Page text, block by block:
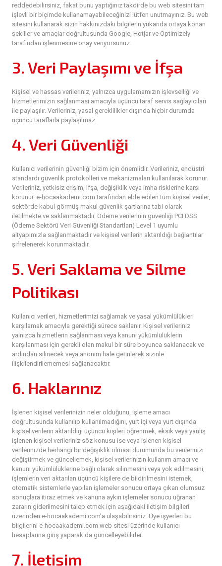
reddedebilirsiniz, fakat bunu yaptığınız takdirde bu web sitesini tam
işlevli bir biçimde kullanamayabileceğinizi lütfen unutmayınız. Bu web
sitesini kullanarak sizin hakkınızdaki bilgilerin yukarıda ortaya konan
şekiller ve amaçlar doğrultusunda Google, Hotjar ve Optimizely
tarafından işlenmesine onay veriyorsunuz.
3. Veri Paylaşımı ve İfşa
Kişisel ve hassas verileriniz, yalnızca uygulamamızın işlevselliği ve
hizmetlerimizin sağlanması amacıyla üçüncü taraf servis sağlayıcıları
ile paylaşılır. Verileriniz, yasal gereklilikler dışında hiçbir durumda
üçüncü taraflarla paylaşılmaz.
4. Veri Güvenliği
Kullanıcı verilerinin güvenliği bizim için önemlidir. Verileriniz, endüstri
standardı güvenlik protokolleri ve mekanizmaları kullanılarak korunur.
Verileriniz, yetkisiz erişim, ifşa, değişiklik veya imha risklerine karşı
korunur. e-hocaakademi.com tarafından elde edilen tüm kişisel veriler,
sektörde kabul görmüş makul güvenlik şartlarına tabi olarak
iletilmekte ve saklanmaktadır. Ödeme verilerinin güvenliği PCI DSS
(Ödeme Sektörü Veri Güvenliği Standartları) Level 1 uyumlu
altyapımızla sağlanmaktadır ve kişisel verilerin aktarıldığı bağlantılar
şifrelenerek korunmaktadır.
5. Veri Saklama ve Silme
Politikası
Kullanıcı verileri, hizmetlerimizi sağlamak ve yasal yükümlülükleri
karşılamak amacıyla gerektiği sürece saklanır. Kişisel verileriniz
yalnızca hizmetlerin sağlanması veya kanuni yükümlülüklerin
karşılanması için gerekli olan makul bir süre boyunca saklanacak ve
ardından silinecek veya anonim hale getirilerek sizinle
ilişkilendirilememesi sağlanacaktır.
6. Haklarınız
İşlenen kişisel verilerinizin neler olduğunu, işleme amacı
doğrultusunda kullanılıp kullanılmadığını, yurt içi veya yurt dışında
kişisel verilerin aktarıldığı üçüncü kişileri öğrenmek, eksik veya yanlış
işlenen kişisel verileriniz söz konusu ise veya işlenen kişisel
verilerinizde herhangi bir değişiklik olması durumunda bu verilerinizi
değiştirmek ve güncellemek, kişisel verilerinizin kullanım amacı ve
kanuni yükümlülüklerine bağlı olarak silinmesini veya yok edilmesini,
işlemlerin veri aktarılan üçüncü kişilere de bildirilmesini istemek,
otomatik sistemlerle yapılan işlemeler sonucu ortaya çıkan olumsuz
sonuçlara itiraz etmek ve kanuna aykırı işlemeler sonucu uğranan
zararın giderilmesini talep etmek için aşağıdaki iletişim bilgileri
üzerinden e-hocaakademi.com’a ulaşabilirsiniz. Üye işyerleri bu
bilgilerini e-hocaakademi.com web sitesi üzerinde kullanıcı
hesaplarına giriş yaparak da güncelleyebilirler.
7. İletişim